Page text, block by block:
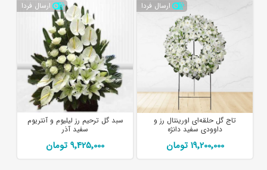
ارسال فردا
تاج گل حلقه‌ای اورینتال رز و
داوودی سفید دانژه
19٬200٬000 تومان
ارسال فردا
سبد گل ترحیم رز لیلیوم و آنتریوم
سفید آذر
9٬425٬000 تومان